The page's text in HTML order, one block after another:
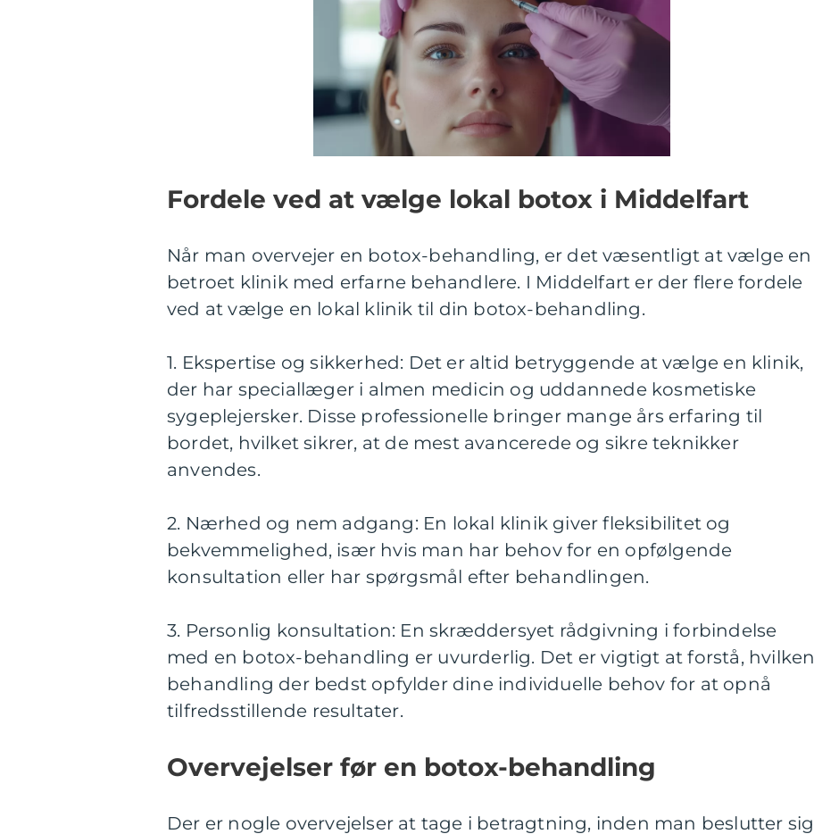
Fordele ved at vælge lokal botox i Middelfart
Når man overvejer en botox-behandling, er det væsentligt at vælge en
betroet klinik med erfarne behandlere. I Middelfart er der flere fordele
ved at vælge en lokal klinik til din botox-behandling.
1. Ekspertise og sikkerhed: Det er altid betryggende at vælge en klinik,
der har speciallæger i almen medicin og uddannede kosmetiske
sygeplejersker. Disse professionelle bringer mange års erfaring til
bordet, hvilket sikrer, at de mest avancerede og sikre teknikker
anvendes.
2. Nærhed og nem adgang: En lokal klinik giver fleksibilitet og
bekvemmelighed, især hvis man har behov for en opfølgende
konsultation eller har spørgsmål efter behandlingen.
3. Personlig konsultation: En skræddersyet rådgivning i forbindelse
med en botox-behandling er uvurderlig. Det er vigtigt at forstå, hvilken
behandling der bedst opfylder dine individuelle behov for at opnå
tilfredsstillende resultater.
Overvejelser før en botox-behandling
Der er nogle overvejelser at tage i betragtning, inden man beslutter sig